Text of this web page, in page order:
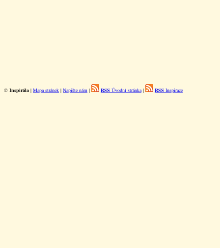
© Inspirála | Mapa stránek | Napište nám | RSS Úvodní stránka| RSS Inspirace